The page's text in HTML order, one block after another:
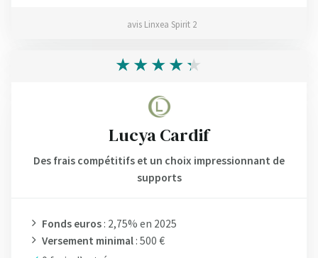
avis Linxea Spirit 2
Lucya Cardif
Des frais compétitifs et un choix impressionnant de
supports
Fonds euros : 2,75% en 2025
Versement minimal : 500 €